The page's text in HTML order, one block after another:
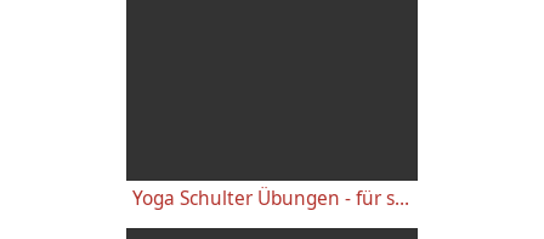
Yoga Schulter Übungen - für starke gesunde Schultern, gegen Schulterschmerzen